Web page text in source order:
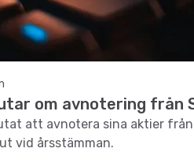
om avnotering från
att avnotera sina aktier
vid årsstämman.